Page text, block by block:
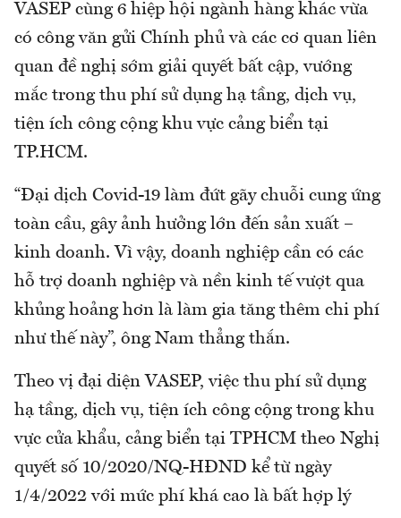
VASEP cùng 6 hiệp hội ngành hàng khác vừa
có công văn gửi Chính phủ và các cơ quan liên
quan đề nghị sớm giải quyết bất cập, vướng
mắc trong thu phí sử dụng hạ tầng, dịch vụ,
tiện ích công cộng khu vực cảng biển tại
TP.HCM.
“Đại dịch Covid-19 làm đứt gãy chuỗi cung ứng
toàn cầu, gây ảnh hưởng lớn đến sản xuất –
kinh doanh. Vì vậy, doanh nghiệp cần có các
hỗ trợ doanh nghiệp và nền kinh tế vượt qua
khủng hoảng hơn là làm gia tăng thêm chi phí
như thế này”, ông Nam thẳng thắn.
Theo vị đại diện VASEP, việc thu phí sử dụng
hạ tầng, dịch vụ, tiện ích công cộng trong khu
vực cửa khẩu, cảng biển tại TPHCM theo Nghị
quyết số 10/2020/NQ-HĐND kể từ ngày
1/4/2022 với mức phí khá cao là bất hợp lý